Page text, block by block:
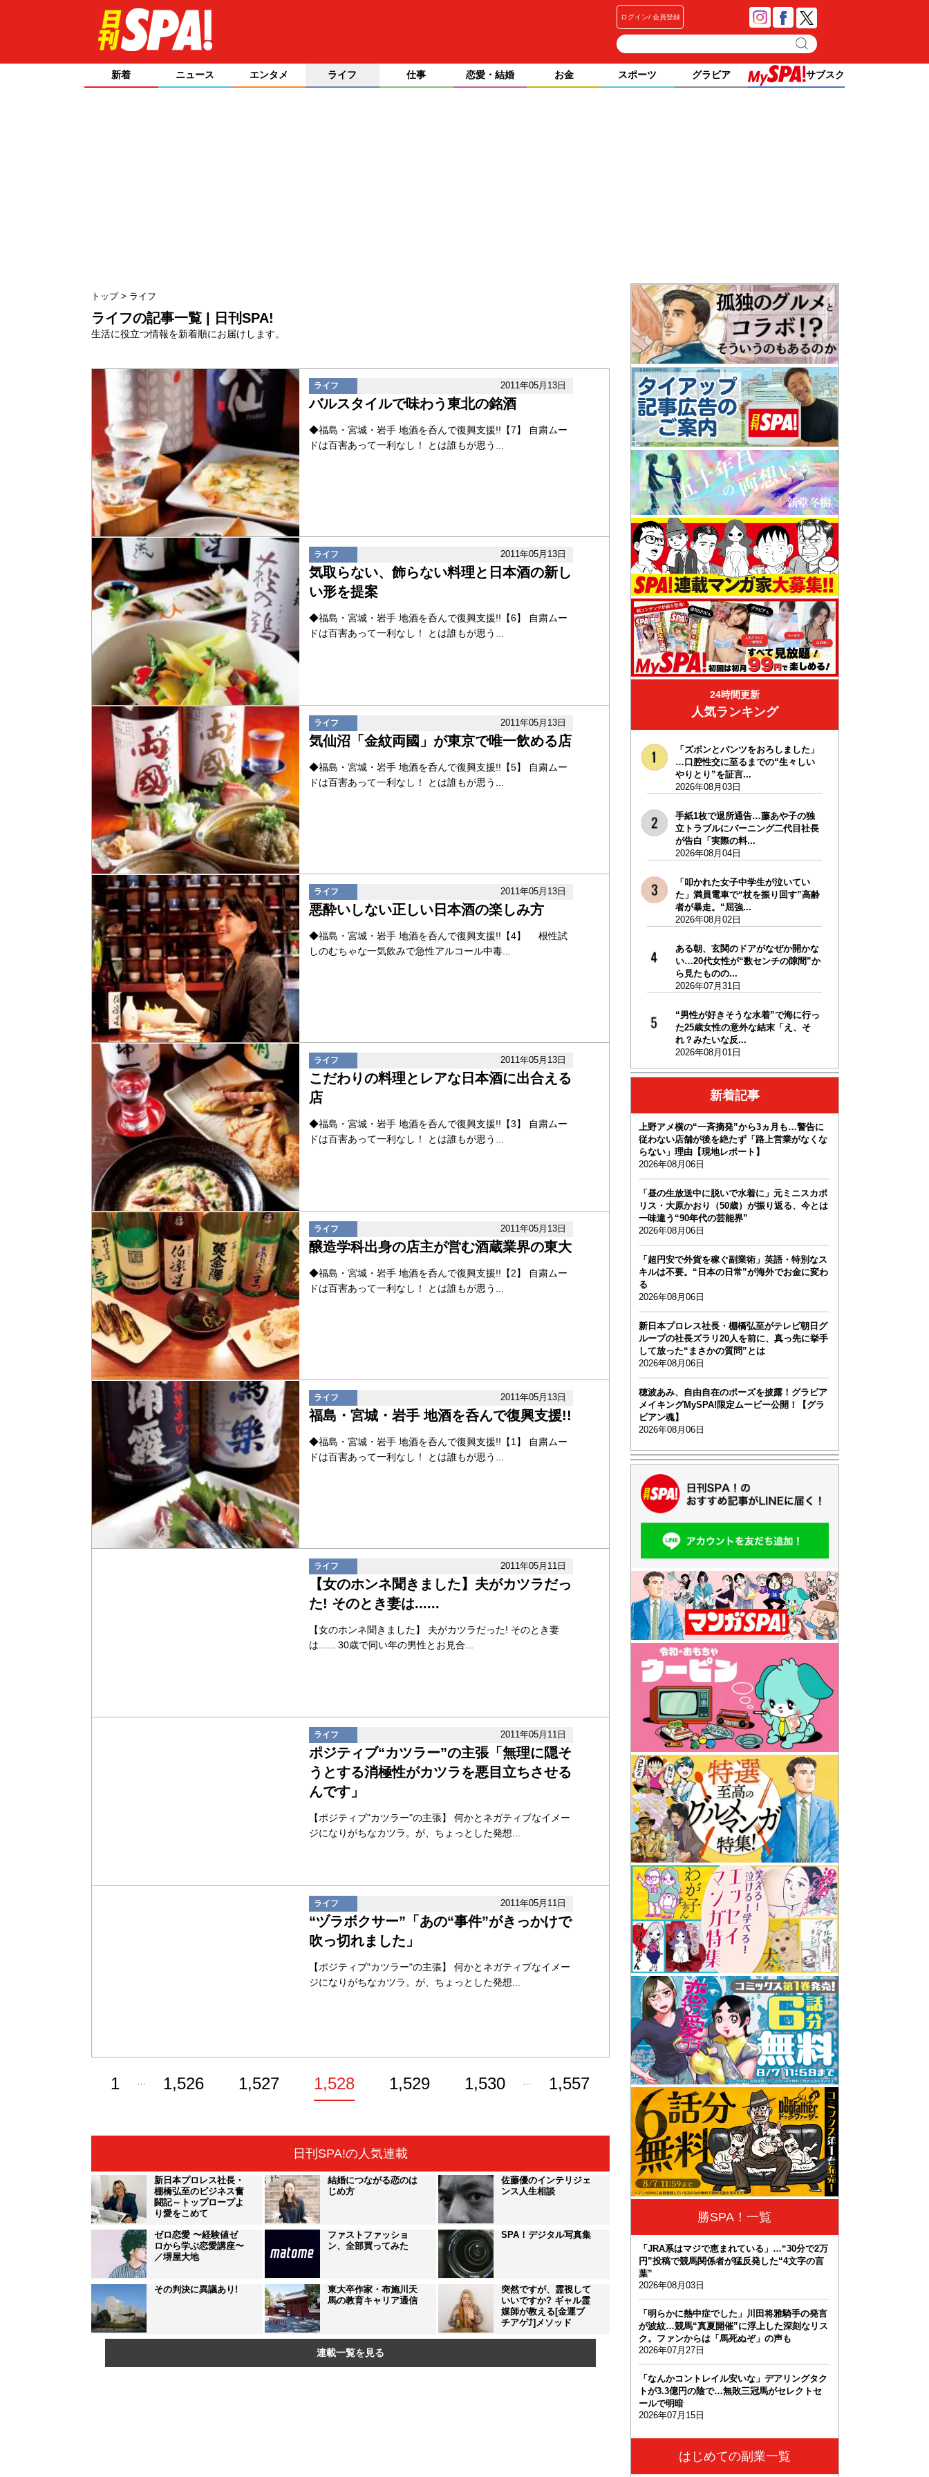
ログイン 会員登録
新着 ニュース エンタメ ライフ 仕事 恋愛・結婚 お金 スポーツ グラビア サブスク
トップ ライフ
ライフの記事一覧 | 日刊SPA!
生活に役立つ情報を新着順にお届けします。
ライフ 2011年05月13日
バルスタイルで味わう東北の銘酒
◆福島・宮城・岩手 地酒を呑んで復興支援!!【7】 自粛ムー
ドは百害あって一利なし！ とは誰もが思う...
ライフ 2011年05月13日
気取らない、飾らない料理と日本酒の新し
い形を提案
◆福島・宮城・岩手 地酒を呑んで復興支援!!【6】 自粛ムー
ドは百害あって一利なし！ とは誰もが思う...
ライフ 2011年05月13日
気仙沼「金紋両國」が東京で唯一飲める店
◆福島・宮城・岩手 地酒を呑んで復興支援!!【5】 自粛ムー
ドは百害あって一利なし！ とは誰もが思う...
ライフ 2011年05月13日
悪酔いしない正しい日本酒の楽しみ方
◆福島・宮城・岩手 地酒を呑んで復興支援!!【4】 根性試
しのむちゃな一気飲みで急性アルコール中毒...
ライフ 2011年05月13日
こだわりの料理とレアな日本酒に出合える
店
◆福島・宮城・岩手 地酒を呑んで復興支援!!【3】 自粛ムー
ドは百害あって一利なし！ とは誰もが思う...
ライフ 2011年05月13日
醸造学科出身の店主が営む酒蔵業界の東大
◆福島・宮城・岩手 地酒を呑んで復興支援!!【2】 自粛ムー
ドは百害あって一利なし！ とは誰もが思う...
ライフ 2011年05月13日
福島・宮城・岩手 地酒を呑んで復興支援!!
◆福島・宮城・岩手 地酒を呑んで復興支援!!【1】 自粛ムー
ドは百害あって一利なし！ とは誰もが思う...
ライフ 2011年05月11日
【女のホンネ聞きました】夫がカツラだっ
た! そのとき妻は......
【女のホンネ聞きました】 夫がカツラだった! そのとき妻
は...... 30歳で同い年の男性とお見合...
ライフ 2011年05月11日
ポジティブ“カツラー”の主張「無理に隠そ
うとする消極性がカツラを悪目立ちさせる
んです」
【ポジティブ"カツラー"の主張】 何かとネガティブなイメー
ジになりがちなカツラ。が、ちょっとした発想...
ライフ 2011年05月11日
“ヅラボクサー”「あの“事件”がきっかけで
吹っ切れました」
【ポジティブ"カツラー"の主張】 何かとネガティブなイメー
ジになりがちなカツラ。が、ちょっとした発想...
1 1,526 1,527 1,528 1,529 1,530 1,557
日刊SPA!の人気連載
新日本プロレス社長・
棚橋弘至のビジネス奮
闘記～トップロープよ
り愛をこめて
結婚につながる恋のは
じめ方
佐藤優のインテリジェ
ンス人生相談
ゼロ恋愛 〜経験値ゼ
ロから学ぶ恋愛講座〜
／堺屋大地
ファストファッショ
ン、全部買ってみた
SPA！デジタル写真集
その判決に異議あり!
東大卒作家・布施川天
馬の教育キャリア通信
突然ですが、霊視して
いいですか? ギャル霊
媒師が教える[金運ブ
チアゲ⤴]メソッド
連載一覧を見る
24時間更新
人気ランキング
「ズボンとパンツをおろしました」
…口腔性交に至るまでの“生々しい
やりとり”を証言...
2026年08月03日
手紙1枚で退所通告…藤あや子の独
立トラブルにバーニング二代目社長
が告白「実際の料...
2026年08月04日
「叩かれた女子中学生が泣いてい
た」満員電車で“杖を振り回す”高齢
者が暴走。“屈強...
2026年08月02日
ある朝、玄関のドアがなぜか開かな
い…20代女性が“数センチの隙間”か
ら見たものの...
2026年07月31日
“男性が好きそうな水着”で海に行っ
た25歳女性の意外な結末「え、そ
れ？みたいな反...
2026年08月01日
新着記事
上野アメ横の“一斉摘発”から3ヵ月も…警告に
従わない店舗が後を絶たず「路上営業がなくな
らない」理由【現地レポート】
2026年08月06日
「昼の生放送中に脱いで水着に」元ミニスカポ
リス・大原かおり（50歳）が振り返る、今とは
一味違う“90年代の芸能界”
2026年08月06日
「超円安で外貨を稼ぐ副業術」英語・特別なス
キルは不要。“日本の日常”が海外でお金に変わ
る
2026年08月06日
新日本プロレス社長・棚橋弘至がテレビ朝日グ
ループの社長ズラリ20人を前に、真っ先に挙手
して放った“まさかの質問”とは
2026年08月06日
穂波あみ、自由自在のポーズを披露！グラビア
メイキングMySPA!限定ムービー公開！【グラ
ビアン魂】
2026年08月06日
勝SPA！一覧
「JRA系はマジで恵まれている」…“30分で2万
円”投稿で競馬関係者が猛反発した“4文字の言
葉”
2026年08月03日
「明らかに熱中症でした」川田将雅騎手の発言
が波紋…競馬“真夏開催”に浮上した深刻なリス
ク。ファンからは「馬死ぬぞ」の声も
2026年07月27日
「なんかコントレイル安いな」デアリングタク
トが3.3億円の陰で…無敗三冠馬がセレクトセ
ールで明暗
2026年07月15日
はじめての副業一覧